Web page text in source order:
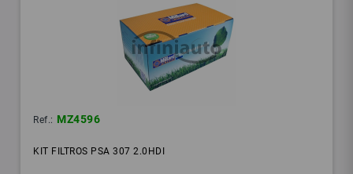
Ref.: MZ4596
KIT FILTROS PSA 307 2.0HDI